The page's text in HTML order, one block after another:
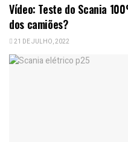
Vídeo: Teste do Scania
dos camiões?
21 DE JULHO, 2022